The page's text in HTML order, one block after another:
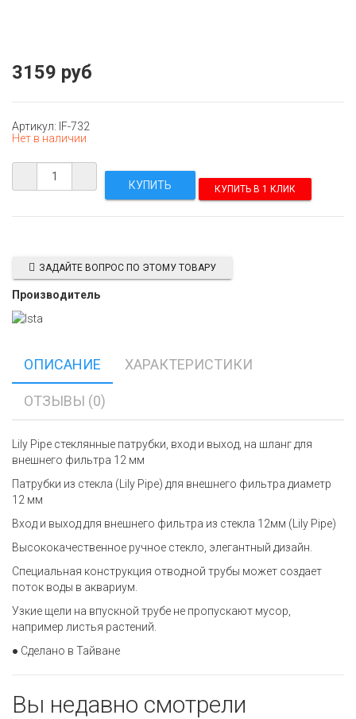
3159 руб
Артикул: IF-732
Нет в наличии
КУПИТЬ В 1 КЛИК
ЗАДАЙТЕ ВОПРОС ПО ЭТОМУ ТОВАРУ
Производитель
ОПИСАНИЕ ХАРАКТЕРИСТИКИ
ОТЗЫВЫ (0)
Lily Pipe стеклянные патрубки, вход и выход, на шланг для
внешнего фильтра 12 мм
Патрубки из стекла (Lily Pipe) для внешнего фильтра диаметр
12 мм
Вход и выход для внешнего фильтра из стекла 12мм (Lily Pipe)
Высококачественное ручное стекло, элегантный дизайн.
Специальная конструкция отводной трубы может создает
поток воды в аквариум.
Узкие щели на впускной трубе не пропускают мусор,
например листья растений.
● Сделано в Тайване
Вы недавно смотрели